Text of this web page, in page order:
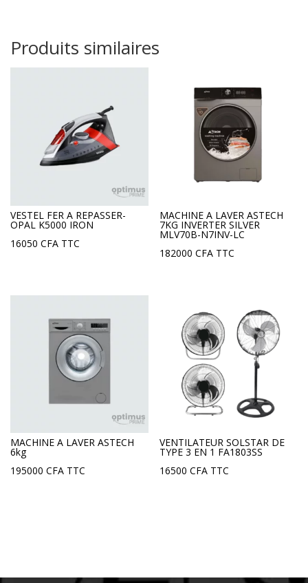
Produits similaires
VESTEL FER A REPASSER-
OPAL K5000 IRON
16050 CFA TTC
MACHINE A LAVER ASTECH
7KG INVERTER SILVER
MLV70B-N7INV-LC
182000CFA TTC
MACHINE A LAVER ASTECH
6kg
195000 CFA TTC
VENTILATEUR SOLSTAR DE
TYPE 3 EN 1 FA1803SS
16500CFA TTC